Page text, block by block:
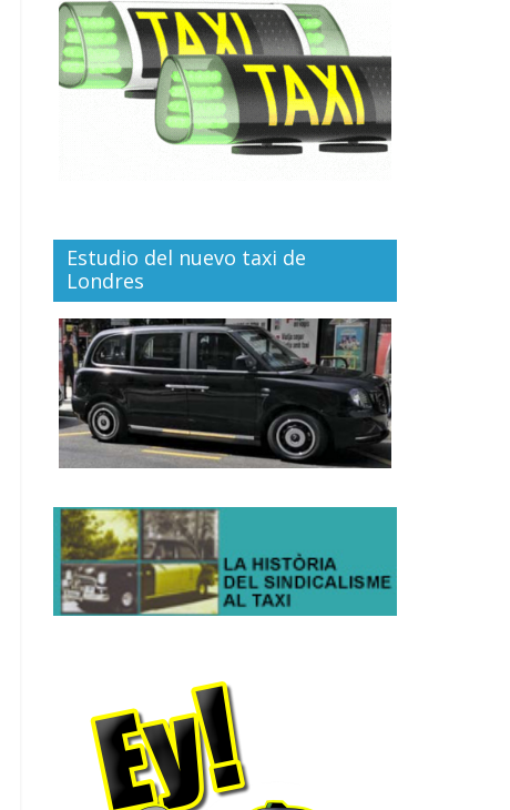
Estudio del nuevo taxi de
Londres